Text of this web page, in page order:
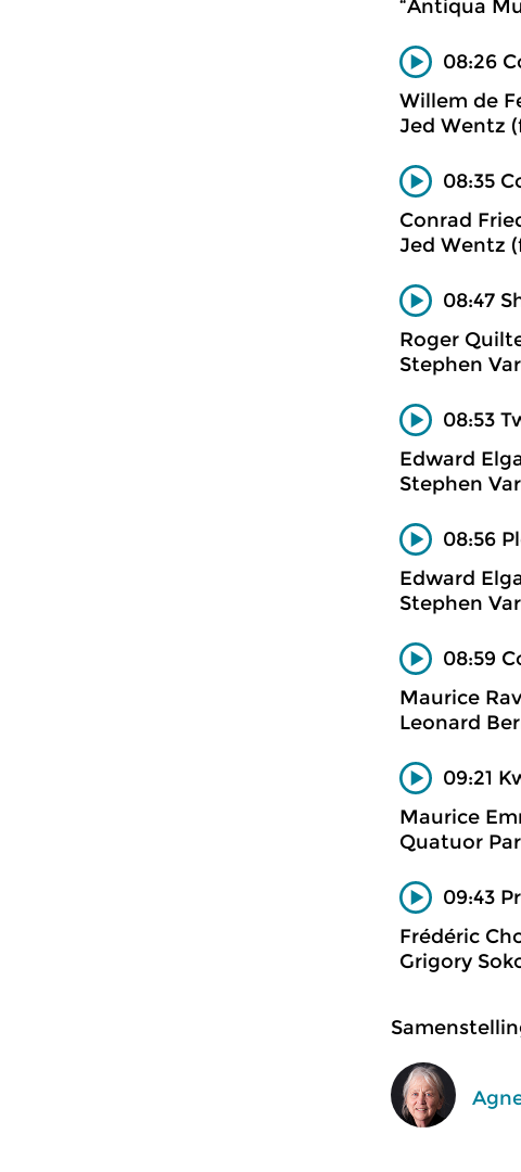
“Antiqua
08:26
Willem de
Jed Wentz
08:35
Conrad
Jed Wentz
08:47
Roger
Stephen
08:53
Edward
Stephen
08:56
Edward
Stephen
08:59
Maurice
Leonard
09:21
Maurice
Quatuor
09:43
Frédéric
Grigory